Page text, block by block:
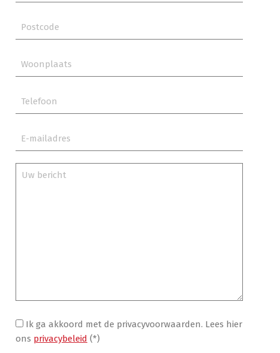
Ik ga akkoord met de privacyvoorwaarden. Lees hier
ons privacybeleid (*)